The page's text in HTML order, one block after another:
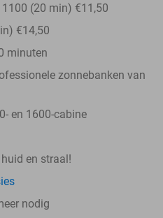
(20 min) €11,50
€14,50
minuten
zonnebanken van
en 1600-cabine
en straal!
nodig